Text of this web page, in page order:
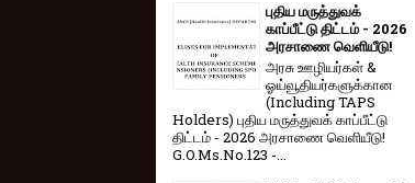
புதிய மருத்துவக்
காப்பீட்டு திட்டம் - 2026
அரசாணை வெளியீடு!
அரசு ஊழியர்கள் &
ஓய்வூதியர்களுக்கான
(Including TAPS
Holders) புதிய மருத்துவக் காப்பீட்டு
திட்டம் - 2026 அரசாணை வெளியீடு!
G.O.Ms.No.123 -...